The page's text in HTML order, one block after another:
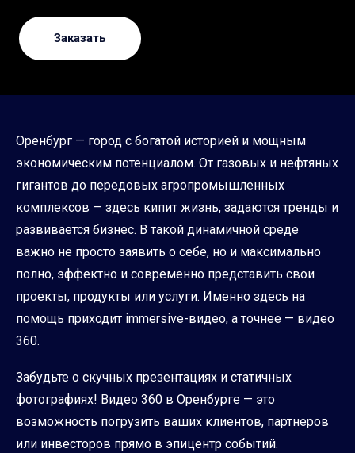
Заказать
Оренбург — город с богатой историей и мощным
экономическим потенциалом. От газовых и нефтяных
гигантов до передовых агропромышленных
комплексов — здесь кипит жизнь, задаются тренды и
развивается бизнес. В такой динамичной среде
важно не просто заявить о себе, но и максимально
полно, эффектно и современно представить свои
проекты, продукты или услуги. Именно здесь на
помощь приходит immersive-видео, а точнее — видео
360.
Забудьте о скучных презентациях и статичных
фотографиях! Видео 360 в Оренбурге — это
возможность погрузить ваших клиентов, партнеров
или инвесторов прямо в эпицентр событий.